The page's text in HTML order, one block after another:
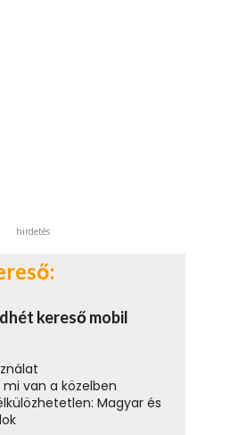
hirdetés
kereső mobil
van a közelben
Magyar és